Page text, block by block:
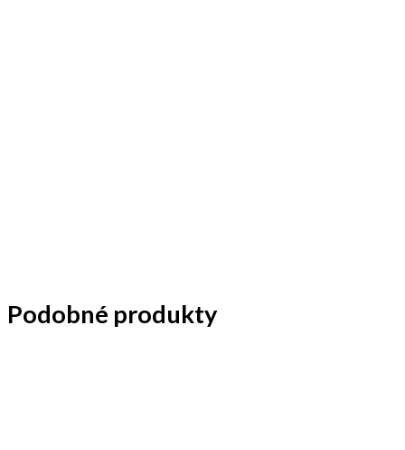
Podobné produkty